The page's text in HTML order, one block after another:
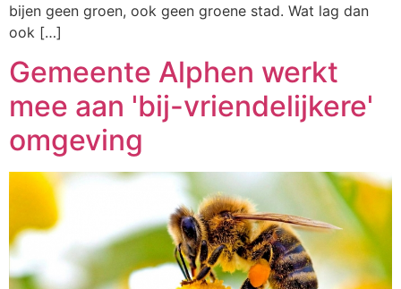
bijen geen groen, ook geen groene stad. Wat lag dan
ook […]
Gemeente Alphen werkt
mee aan 'bij-vriendelijkere'
omgeving